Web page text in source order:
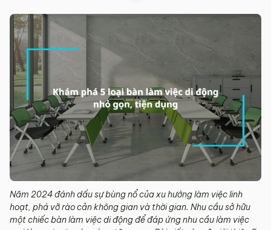
Năm 2024 đánh dấu sự bùng nổ của xu hướng làm việc linh
hoạt, phá vỡ rào cản không gian và thời gian. Nhu cầu sở hữu
một chiếc bàn làm việc di động để đáp ứng nhu cầu làm việc